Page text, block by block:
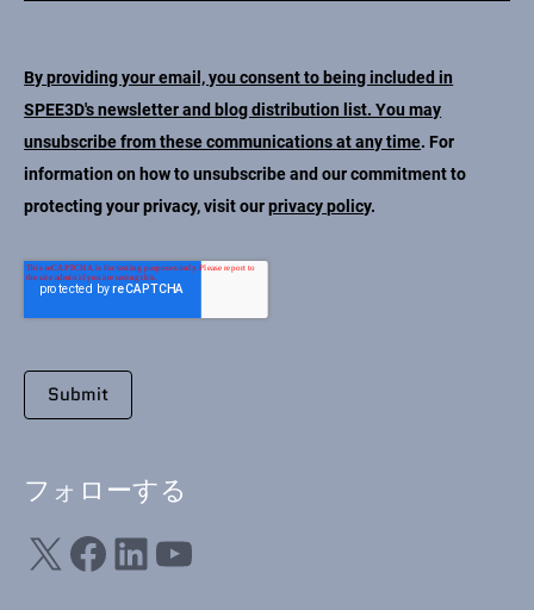
By providing your email, you consent to being included in
SPEE3D's newsletter and blog distribution list. You may
unsubscribe from these communications at any time. For
information on how to unsubscribe and our commitment to
protecting your privacy, visit ourprivacy policy.
フォローする
X フェイスブックLinkedIn ユーチューブ